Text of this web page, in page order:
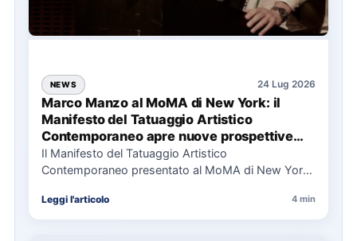
NEWS 24 Lug 2026
Marco Manzo al MoMA di New York: il
Manifesto del Tatuaggio Artistico
Contemporaneo apre nuove prospettive
per il collezionismo
Il Manifesto del Tatuaggio Artistico
Contemporaneo presentato al MoMA di New York
Leggi l'articolo 4 min